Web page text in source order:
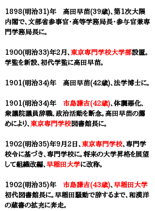
1898(明治31)年 ​高田早苗(39歳)、第1次大隈
内閣で、文部省参事官・高等学務局長・参与官兼専
門学務局長に。
1900(明治33)年2月、 東京専門学校大学部設置。
学監を新設、初代学監に高田早苗。
1901(明治34)年 ​高田早苗(42歳)、法学博士に。
1901(明治34)年 市島謙吉(42歳)、体調悪化、
衆議院議員辞職、政治活動を断念。 高田早苗の薦
めにより、 東京専門学校図書館長に。
1902(明治35)年9月2日、 東京専門学校、専門学
校令に基づき、専門学校に。将来の大学昇格を展望
して組織改編、 早稲田大学に改称。
1902(明治35)年 市島謙吉(43歳)、 早稲田大学
初代図書館長に。早稲田騒動で辞するまで、和漢洋
の蔵書の拡充に奔走。